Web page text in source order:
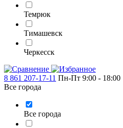
Темрюк
Тимашевск
Черкесск
8 861 207-17-11 Пн-Пт 9:00 - 18:00
Все города
Все города